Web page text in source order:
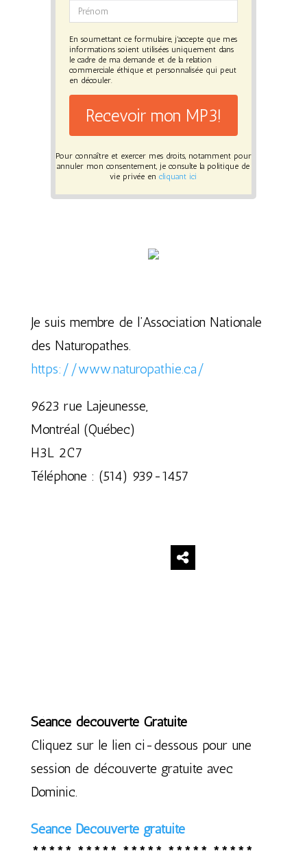
En soumettant ce formulaire, j'accepte que mes
informations soient utilisées uniquement dans
le cadre de ma demande et de la relation
commerciale éthique et personnalisée qui peut
en découler.
Recevoir mon MP3!
Pour connaître et exercer mes droits, notamment pour
annuler mon consentement, je consulte la politique de
vie privée encliquant ici
Je suis membre de l’Association Nationale
des Naturopathes.
https://www.naturopathie.ca/
9623 rue Lajeunesse,
Montréal (Québec)
H3L 2C7
Téléphone : (514) 939-1457
Séance découverte Gratuite
Cliquez sur le lien ci-dessous pour une
session de découverte gratuite avec
Dominic.
Séance Découverte gratuite
***** ***** ***** ***** *****